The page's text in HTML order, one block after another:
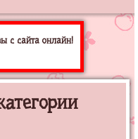
с сайта онлайн!